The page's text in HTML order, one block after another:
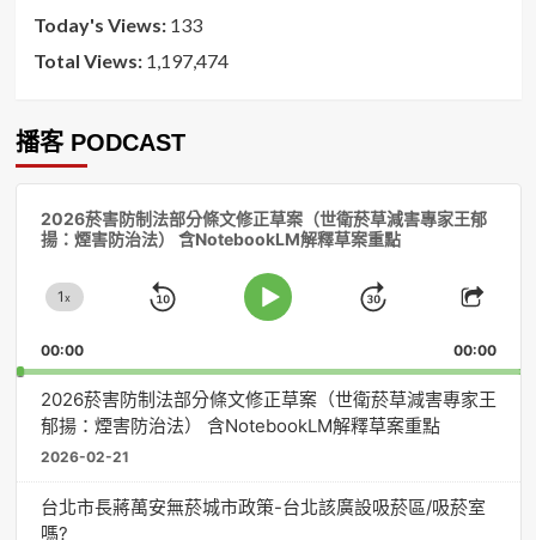
Today's Views: 133
Total Views: 1,197,474
播客 PODCAST
2026菸害防制法部分條文修正草案（世衛菸草減害專家王郁
揚：煙害防治法） 含NotebookLM解釋草案重點
Change
Rate
1x
Skip
Play
Jump
Forward
Share
00:00 00:00
2026菸害防制法部分條文修正草案（世衛菸草減害專家王
郁揚：煙害防治法） 含NotebookLM解釋草案重點
2026-02-21
台北市長蔣萬安無菸城市政策-台北該廣設吸菸區/吸菸室
嗎?